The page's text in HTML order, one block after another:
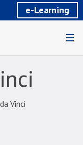
e-Learning
Vinci